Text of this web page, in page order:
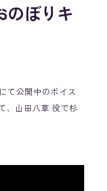
のぼりキ
にて公開中のボイス
、山田八草 役で杉